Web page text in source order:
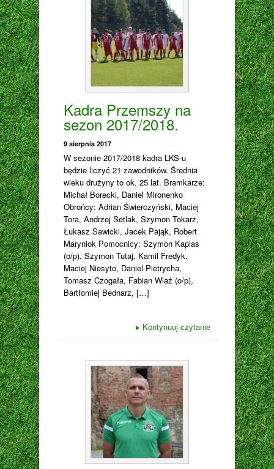
Kadra Przemszy na
sezon 2017/2018.
9 sierpnia 2017
W sezonie 2017/2018 kadra LKS-u
będzie liczyć 21 zawodników. Średnia
wieku drużyny to ok. 25 lat. Bramkarze:
Michał Borecki, Daniel Mironenko
Obrońcy: Adrian Świerczyński, Maciej
Tora, Andrzej Setlak, Szymon Tokarz,
Łukasz Sawicki, Jacek Pająk, Robert
Maryniok Pomocnicy: Szymon Kapias
(o/p), Szymon Tutaj, Kamil Fredyk,
Maciej Niesyto, Daniel Pietrycha,
Tomasz Czogała, Fabian Wlaź (o/p),
Bartłomiej Bednarz, […]
▸ Kontynuuj czytanie